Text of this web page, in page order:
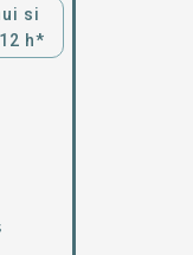
si
h*